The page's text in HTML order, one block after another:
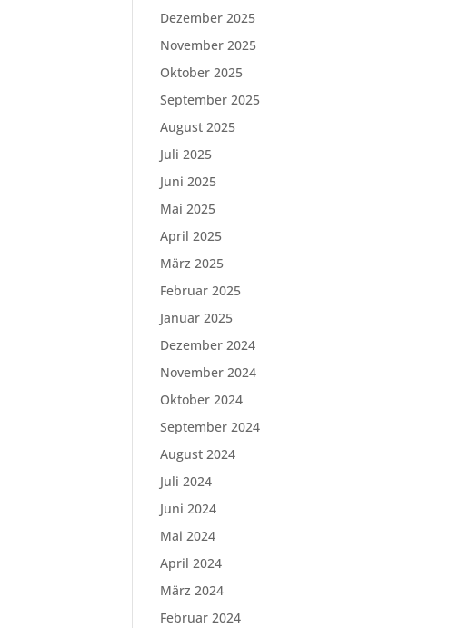
Dezember 2025
November 2025
Oktober 2025
September 2025
August 2025
Juli 2025
Juni 2025
Mai 2025
April 2025
März 2025
Februar 2025
Januar 2025
Dezember 2024
November 2024
Oktober 2024
September 2024
August 2024
Juli 2024
Juni 2024
Mai 2024
April 2024
März 2024
Februar 2024